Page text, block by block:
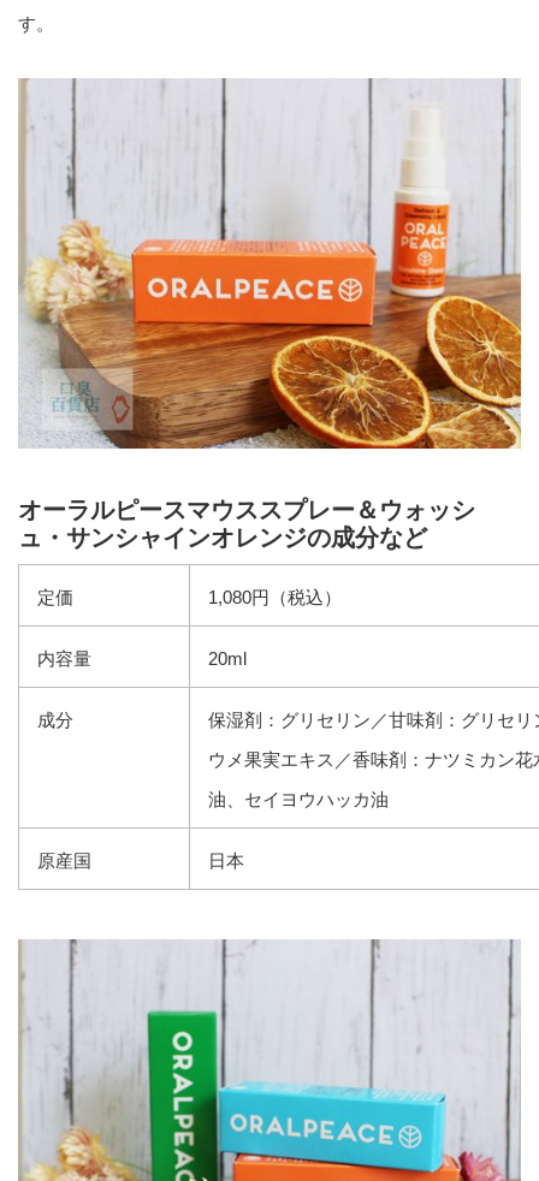
す。
オーラルピースマウススプレー＆ウォッシ
ュ・サンシャインオレンジの成分など
定価 1,080円（税込）
内容量 20ml
成分
保湿剤：グリセリン／甘味剤：グリセ
ウメ果実エキス／香味剤：ナツミカン
油、セイヨウハッカ油
原産国 日本